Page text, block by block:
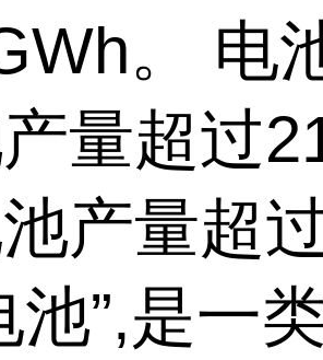
。 电
量超过
产量超
池”,是一